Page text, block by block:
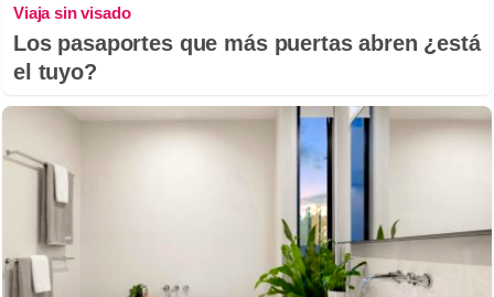
Viaja sin visado
Los pasaportes que más puertas abren ¿está
el tuyo?